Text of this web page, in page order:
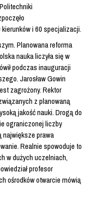
i 60 specjalizacji.
Planowana reforma
nauka liczyła się w
podczas inauguracji
Jarosław Gowin
zagrożony. Rektor
z planowaną
jakość nauki. Drogą do
ograniczonej liczby
największe prawa
Realnie spowoduje to
w dużych uczelniach,
profesor
ośrodków otwarcie mówią